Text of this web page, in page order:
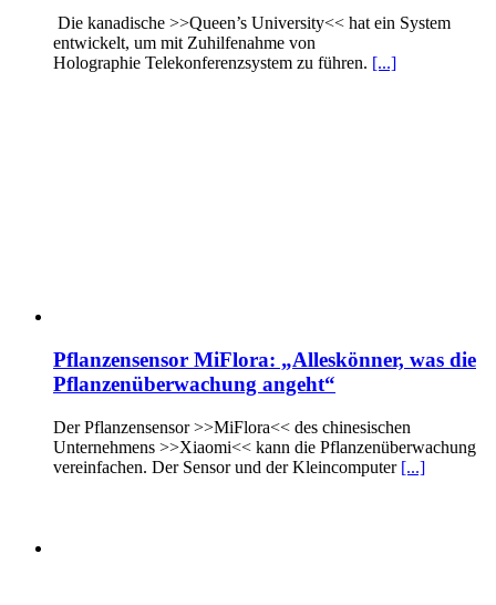
Die kanadische >>Queen’s University<< hat ein System
entwickelt, um mit Zuhilfenahme von
Holographie Telekonferenzsystem zu führen. [...]
Pflanzensensor MiFlora: „Alleskönner, was die
Pflanzenüberwachung angeht“
Der Pflanzensensor >>MiFlora<< des chinesischen
Unternehmens >>Xiaomi<< kann die Pflanzenüberwachung
vereinfachen. Der Sensor und der Kleincomputer [...]